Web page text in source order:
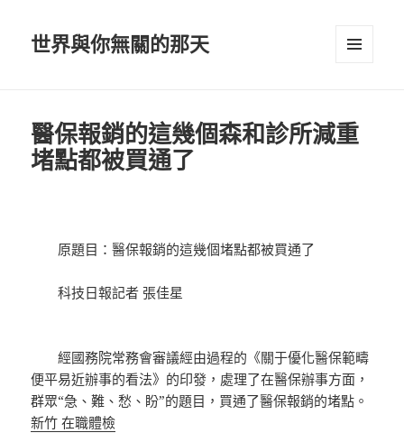
世界與你無關的那天
醫保報銷的這幾個森和診所減重
堵點都被買通了
原題目：醫保報銷的這幾個堵點都被買通了
科技日報記者 張佳星
經國務院常務會審議經由過程的《關于優化醫保範疇
便平易近辦事的看法》的印發，處理了在醫保辦事方面，
群眾“急、難、愁、盼”的題目，買通了醫保報銷的堵點。
新竹 在職體檢